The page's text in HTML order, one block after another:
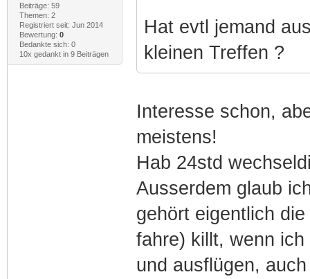
Beiträge: 59
Themen: 2
Registriert seit: Jun 2014
Bewertung: 0
Bedankte sich: 0
10x gedankt in 9 Beiträgen
Hat evtl jemand
kleinen Treffen ?
Interesse schon,
meistens!
Hab 24std
Ausserdem glaub
gehört eigentlich
fahre) killt, wenn
und ausflügen,